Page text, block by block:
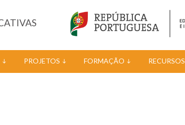
PROJETOS FORMAÇÃO RECURSOS